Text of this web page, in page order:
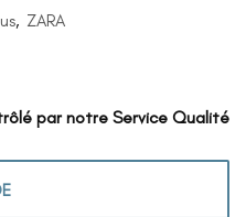
, ZARA
par notre Service Qualité